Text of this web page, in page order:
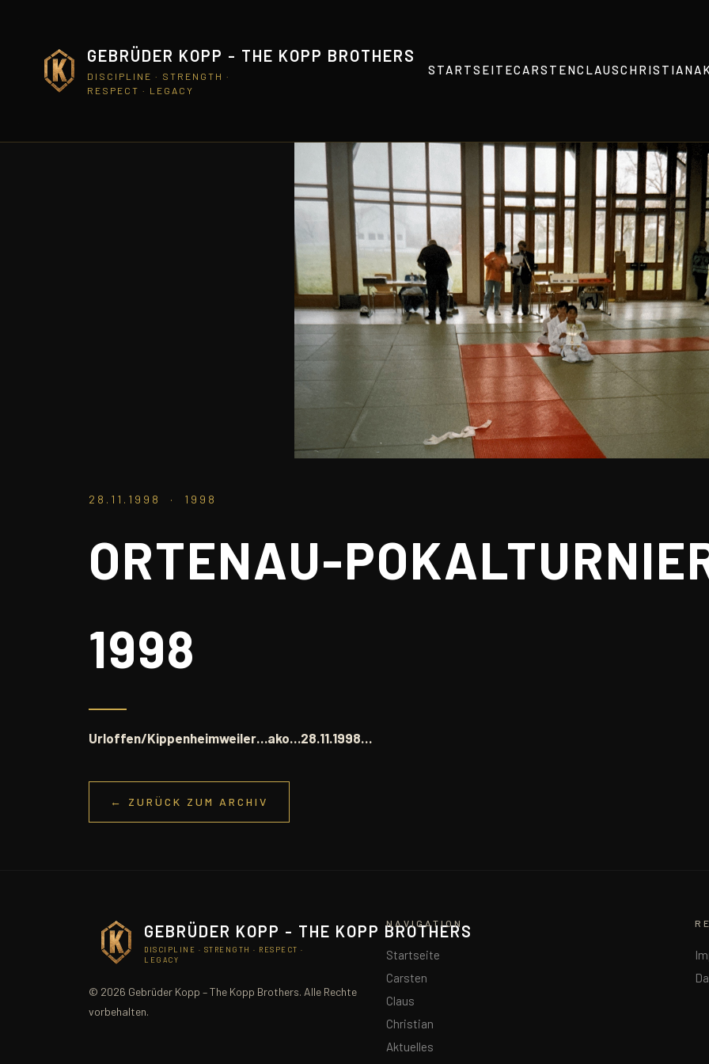
GEBRÜDER KOPP - THE KOPP BROTHERS
DISCIPLINE · STRENGTH ·
RESPECT · LEGACY
STARTSEITECARSTENCLAUSCHRISTIAN
28.11.1998 · 1998
ORTENAU-
1998
Urloffen/Kippenheimweiler…ako…28.11.1998…
← ZURÜCK ZUM ARCHIV
GEBRÜDER KOPP - THE KOPP BROTHERS
DISCIPLINE · STRENGTH · RESPECT ·
LEGACY
© 2026 Gebrüder Kopp – The Kopp Brothers. Alle Rechte
vorbehalten.
NAVIGATION
Startseite
Carsten
Claus
Christian
Aktuelles